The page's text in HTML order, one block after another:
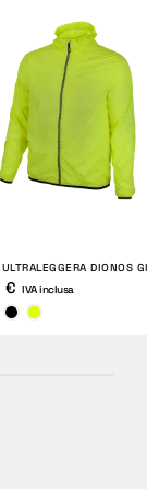
DIONOS
€ IVA inclusa